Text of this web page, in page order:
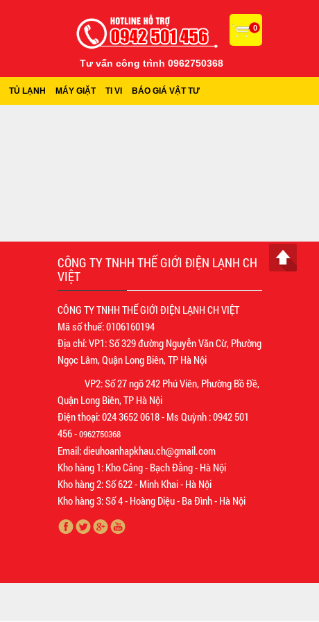
0
Tư vấn công trình 0962750368
TỦ LẠNH MÁY GIẶT TI VI BÁO GIÁ VẬT TƯ
CÔNG TY TNHH THẾ GIỚI ĐIỆN LẠNH CH
VIỆT
CÔNG TY TNHH THẾ GIỚI ĐIỆN LẠNH CH VIỆT
Mã số thuế: 0106160194
Địa chỉ: VP1: Số 329 đường Nguyễn Văn Cừ, Phường
Ngọc Lâm, Quận Long Biên, TP Hà Nội
VP2: Số 27 ngõ 242 Phú Viên, Phường Bồ Đề,
Quận Long Biên, TP Hà Nội
Điện thoại: 024 3652 0618 - Ms Quỳnh : 0942 501
456 -0962750368
Email: dieuhoanhapkhau.ch@gmail.com
Kho hàng 1: Kho Cảng - Bạch Đằng - Hà Nội
Kho hàng 2: Số 622 - Minh Khai - Hà Nội
Kho hàng 3: Số 4 - Hoàng Diệu - Ba Đình - Hà Nội